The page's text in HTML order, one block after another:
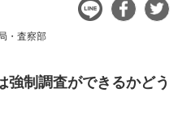
・査察部
強制調査ができるかどう